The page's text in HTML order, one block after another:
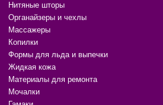
Нитяные шторы
Органайзеры и чехлы
Массажеры
Копилки
Формы для льда и выпечки
Жидкая кожа
Материалы для ремонта
Мочалки